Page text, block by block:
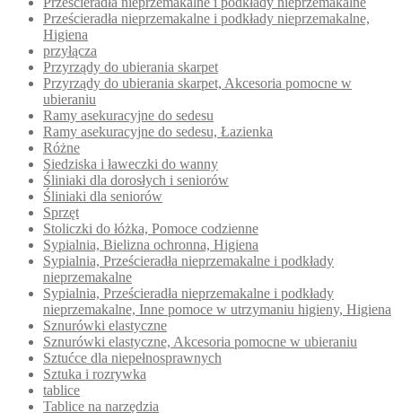
Prześcieradła nieprzemakalne i podkłady nieprzemakalne,
Higiena
przyłącza
Przyrządy do ubierania skarpet
Przyrządy do ubierania skarpet, Akcesoria pomocne w
ubieraniu
Ramy asekuracyjne do sedesu
Ramy asekuracyjne do sedesu, Łazienka
Różne
Siedziska i ławeczki do wanny
Śliniaki dla dorosłych i seniorów
Śliniaki dla seniorów
Sprzęt
Stoliczki do łóżka, Pomoce codzienne
Sypialnia, Bielizna ochronna, Higiena
Sypialnia, Prześcieradła nieprzemakalne i podkłady
nieprzemakalne
Sypialnia, Prześcieradła nieprzemakalne i podkłady
nieprzemakalne, Inne pomoce w utrzymaniu higieny, Higiena
Sznurówki elastyczne
Sznurówki elastyczne, Akcesoria pomocne w ubieraniu
Sztućce dla niepełnosprawnych
Sztuka i rozrywka
tablice
Tablice na narzędzia